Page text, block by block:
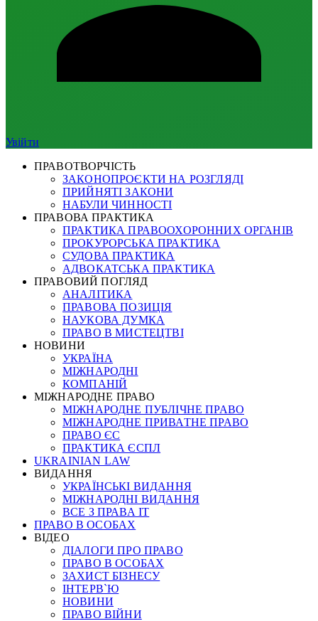
Увійти
ПРАВОТВОРЧІСТЬ
ЗАКОНОПРОЄКТИ НА РОЗГЛЯДІ
ПРИЙНЯТІ ЗАКОНИ
НАБУЛИ ЧИННОСТІ
ПРАВОВА ПРАКТИКА
ПРАКТИКА ПРАВООХОРОННИХ ОРГАНІВ
ПРОКУРОРСЬКА ПРАКТИКА
СУДОВА ПРАКТИКА
АДВОКАТСЬКА ПРАКТИКА
ПРАВОВИЙ ПОГЛЯД
АНАЛІТИКА
ПРАВОВА ПОЗИЦІЯ
НАУКОВА ДУМКА
ПРАВО В МИСТЕЦТВІ
НОВИНИ
УКРАЇНА
МІЖНАРОДНІ
КОМПАНІЙ
МІЖНАРОДНЕ ПРАВО
МІЖНАРОДНЕ ПУБЛІЧНЕ ПРАВО
МІЖНАРОДНЕ ПРИВАТНЕ ПРАВО
ПРАВО ЄС
ПРАКТИКА ЄСПЛ
UKRAINIAN LAW
ВИДАННЯ
УКРАЇНСЬКІ ВИДАННЯ
МІЖНАРОДНІ ВИДАННЯ
ВСЕ З ПРАВА ІТ
ПРАВО В ОСОБАХ
ВІДЕО
ДІАЛОГИ ПРО ПРАВО
ПРАВО В ОСОБАХ
ЗАХИСТ БІЗНЕСУ
ІНТЕРВ`Ю
НОВИНИ
ПРАВО ВІЙНИ